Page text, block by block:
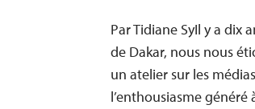
Par Tidiane SyIl y a dix
de Dakar, nous nous
un atelier sur les
l’enthousiasme généré